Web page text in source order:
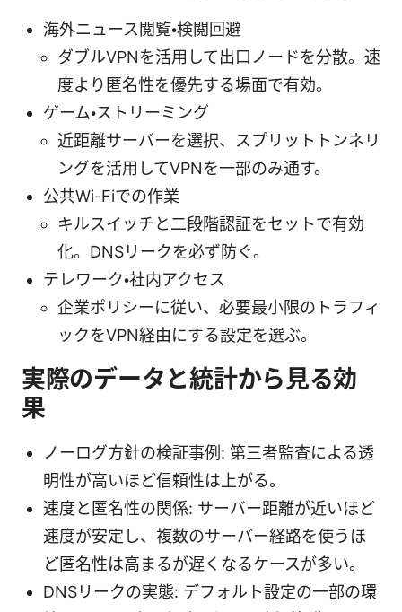
海外ニュース閲覧・検閲回避
ダブルVPNを活用して出口ノードを分散。速
度より匿名性を優先する場面で有効。
ゲーム・ストリーミング
近距離サーバーを選択、スプリットトンネリ
ングを活用してVPNを一部のみ通す。
公共Wi-Fiでの作業
キルスイッチと二段階認証をセットで有効
化。DNSリークを必ず防ぐ。
テレワーク・社内アクセス
企業ポリシーに従い、必要最小限のトラフィ
ックをVPN経由にする設定を選ぶ。
実際のデータと統計から見る効
果
ノーログ方針の検証事例: 第三者監査による透
明性が高いほど信頼性は上がる。
速度と匿名性の関係: サーバー距離が近いほど
速度が安定し、複数のサーバー経路を使うほ
ど匿名性は高まるが遅くなるケースが多い。
DNSリークの実態: デフォルト設定の一部の環